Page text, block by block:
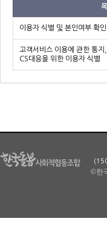
이용자 식별 및 본인여부 확인
고객서비스 이용에 관한 통지,
CS대응을 위한 이용자 식별
©한